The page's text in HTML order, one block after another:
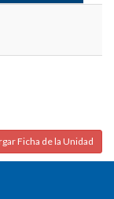
Ficha de la Unidad